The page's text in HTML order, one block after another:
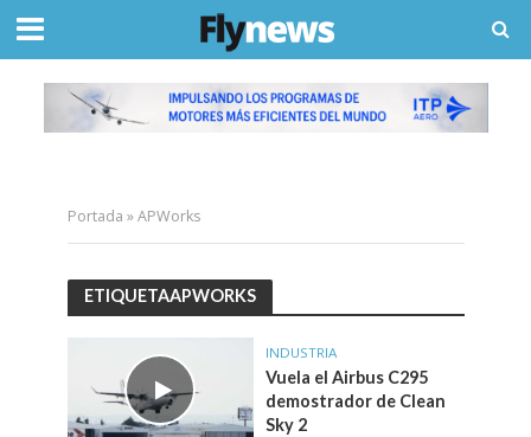
Portada »APWorks
ETIQUETAAPWORKS
INDUSTRIA
Vuela el Airbus C295
demostrador de Clean
Sky 2